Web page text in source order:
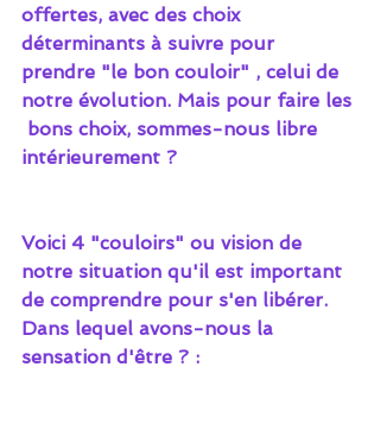
offertes, avec des choix
déterminants à suivre pour
prendre "le bon couloir" , celui de
notre évolution. Mais pour faire les
bons choix, sommes-nous libre
intérieurement ?
Voici 4 "couloirs" ou vision de
notre situation qu'il est important
de comprendre pour s'en libérer.
Dans lequel avons-nous la
sensation d'être ? :